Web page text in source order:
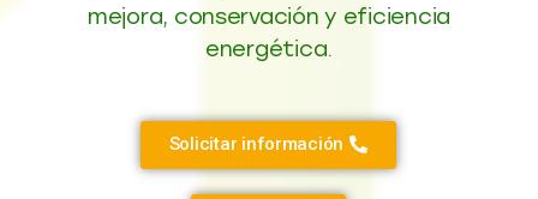
mejora, conservación y eficiencia
energética.
Solicitar información